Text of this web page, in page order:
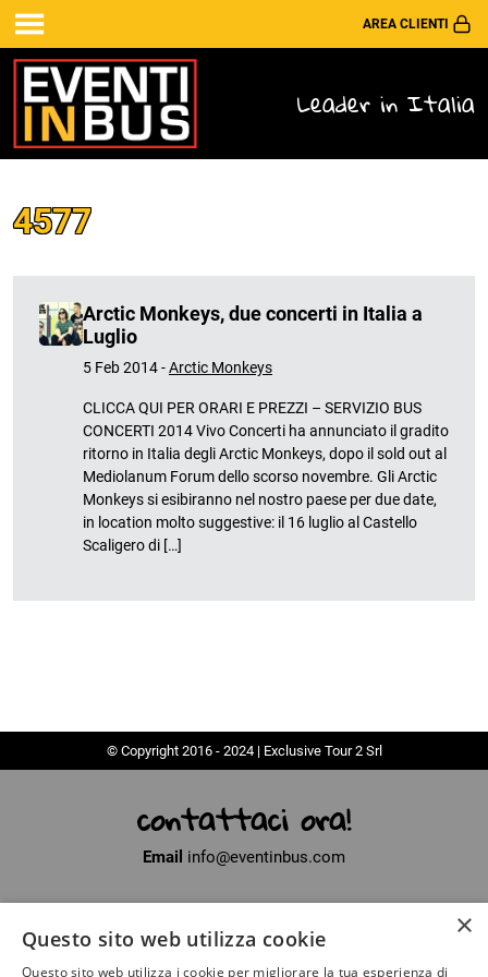
AREA CLIENTI
Leader in Italia
4577
Arctic Monkeys, due concerti in Italia a
Luglio
5 Feb 2014 -Arctic Monkeys
CLICCA QUI PER ORARI E PREZZI – SERVIZIO BUS
CONCERTI 2014 Vivo Concerti ha annunciato il gradito
ritorno in Italia degli Arctic Monkeys, dopo il sold out al
Mediolanum Forum dello scorso novembre. Gli Arctic
Monkeys si esibiranno nel nostro paese per due date,
in location molto suggestive: il 16 luglio al Castello
Scaligero di […]
© Copyright 2016 - 2024 | Exclusive Tour 2 Srl
contattaci ora!
Email info@eventinbus.com
Partita Iva01371040450
×
Questo sito web utilizza cookie
Questo sito web utilizza i cookie per migliorare la tua esperienza di